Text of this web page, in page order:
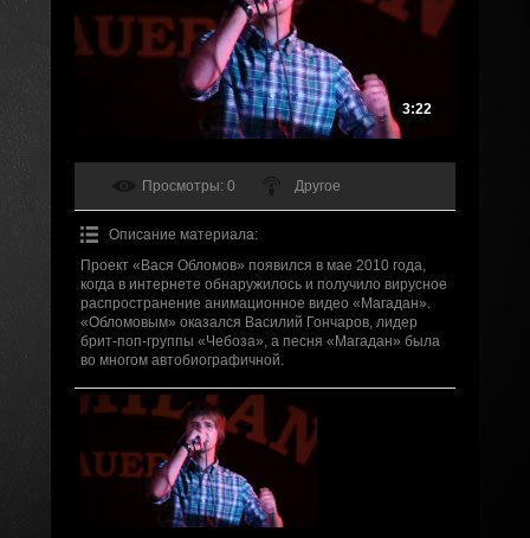
3:22
Просмотры: 0 Другое
Описание материала:
Проект «Вася Обломов» появился в мае 2010 года,
когда в интернете обнаружилось и получило вирусное
распространение анимационное видео «Магадан».
«Обломовым» оказался Василий Гончаров, лидер
брит-поп-группы «Чебоза», а песня «Магадан» была
во многом автобиографичной.